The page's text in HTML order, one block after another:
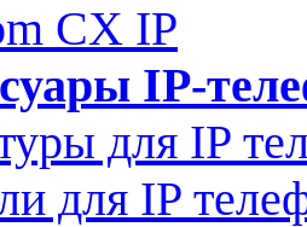
CX IP
IP-
для IP
для IP